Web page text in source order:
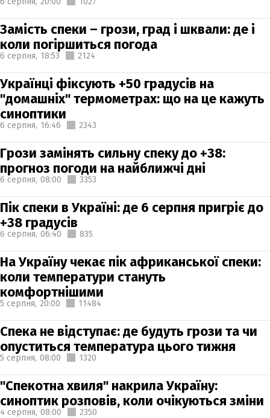
Замість спеки – грози, град і шквали: де і
коли погіршиться погода
6 серпня, 18:53 2124
Українці фіксують +50 градусів на
"домашніх" термометрах: що на це кажуть
синоптики
6 серпня, 16:46 2343
Грози замінять сильну спеку до +38:
прогноз погоди на найближчі дні
6 серпня, 08:00 3353
Пік спеки в Україні: де 6 серпня пригріє до
+38 градусів
6 серпня, 06:40 835
На Україну чекає пік африканської спеки:
коли температури стануть
комфортнішими
5 серпня, 20:00 11484
Спека не відступає: де будуть грози та чи
опуститься температура цього тижня
5 серпня, 08:00 1320
"Спекотна хвиля" накрила Україну:
синоптик розповів, коли очікуються зміни
4 серпня, 08:00 2350